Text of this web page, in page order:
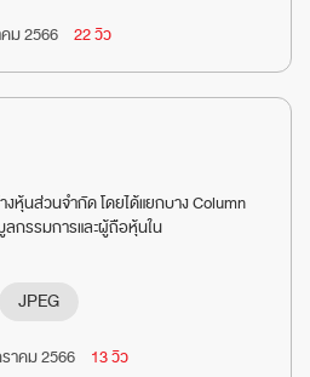
ม 2566 22 วิว
หุ้นส่วนจำกัด โดยได้แยกบาง Column
กรรมการและผู้ถือหุ้นใน
JPEG
าคม 2566 13 วิว